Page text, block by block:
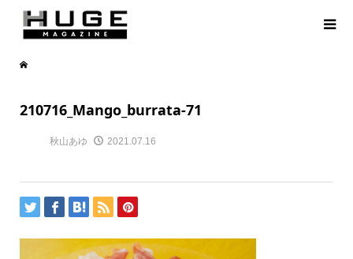
210716_Mango_burrata-71
秋山あゆ 2021.07.16